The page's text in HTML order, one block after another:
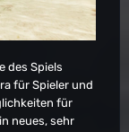
des Spiels
für Spieler und
für
neues, sehr